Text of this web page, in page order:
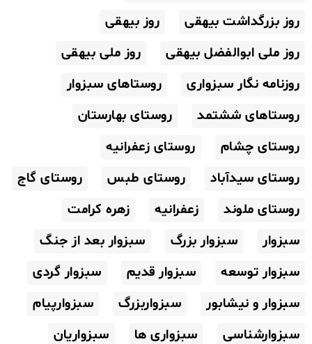
روز بزرگداشت بیهقی
روز بیهقی
روز ملی ابوالفضل بیهقی
روز ملی بیهقی
روزنامه نگار سبزواری
روستاهای سبزوار
روستاهای ششتمد
روستای بهارستان
روستای چشام
روستای زعفرانیه
روستای سیدآباد
روستای طبس
روستای گاج
روستای ملوند
زعفرانیه
زهره کرامت
سبزوار
سبزوار بزرگ
سبزوار بعد از جنگ
سبزوار توسعه
سبزوار قدیم
سبزوار گردی
سبزوار و نیشابور
سبزواربزرگ
سبزوارپیام
سبزوارشناسی
سبزواری ها
سبزواریان